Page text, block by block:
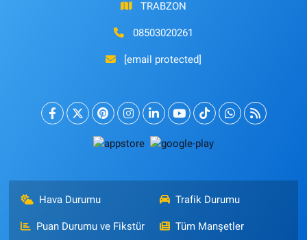
TRABZON
08503020261
[email protected]
Hava Durumu Trafik Durumu
Puan Durumu ve Fikstür Tüm Manşetler